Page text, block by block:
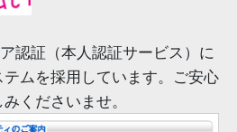
認証（本人認証サービス）に
ムを採用しています。ご安心
くださいませ。